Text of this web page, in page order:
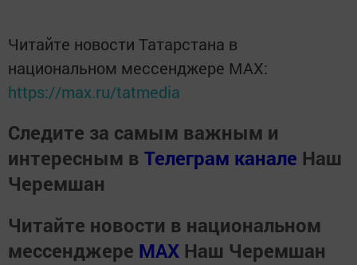
Читайте новости Татарстана в
национальном мессенджере MАХ:
https://max.ru/tatmedia
Следите за самым важным и
интересным в Телеграм канале Наш
Черемшан
Читайте новости в национальном
мессенджере MАХ Наш Черемшан